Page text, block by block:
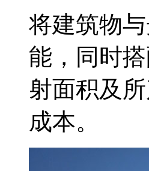
将建筑物
能，同时
射面积及
成本。